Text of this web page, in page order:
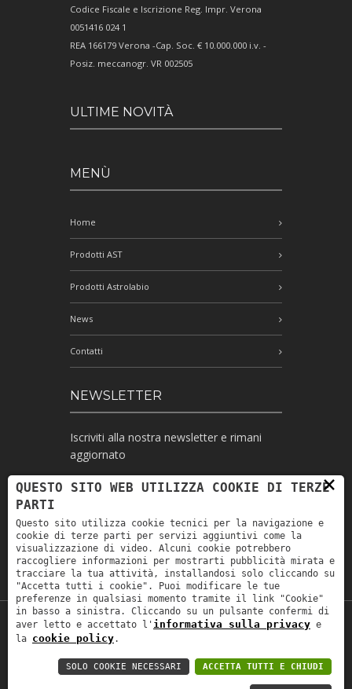
Codice Fiscale e Iscrizione Reg. Impr. Verona
0051416 024 1
REA 166179 Verona -Cap. Soc. € 10.000.000 i.v. -
Posiz. meccanogr. VR 002505
ULTIME NOVITÀ
MENÙ
Home
Prodotti AST
Prodotti Astrolabio
News
Contatti
NEWSLETTER
Iscriviti alla nostra newsletter e rimani
aggiornato
Ho letto l'informativa e autorizzo il
trattamento dei miei dati personali per le
finalità ivi indicate *
Copyright © 2019Astrolabio. P.IVA:
Privacy policy-Privacy policy B2B -Area
×
QUESTO SITO WEB UTILIZZA COOKIE DI TERZE
PARTI
Questo sito utilizza cookie tecnici per la navigazione e
cookie di terze parti per servizi aggiuntivi come la
visualizzazione di video. Alcuni cookie potrebbero
raccogliere informazioni per mostrarti pubblicità mirata e
tracciare la tua attività, installandosi solo cliccando su
"Accetta tutti i cookie". Puoi modificare le tue
preferenze in qualsiasi momento tramite il link "Cookie"
in basso a sinistra. Cliccando su un pulsante confermi di
aver letto e accettato l' informativa sulla privacy e
la cookie policy.
ACCETTA TUTTI E CHIUDI
SOLO COOKIE NECESSARI